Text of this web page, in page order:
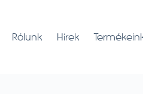
Rólunk Hírek